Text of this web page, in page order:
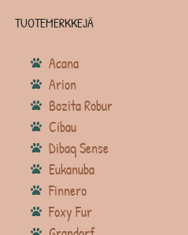
TUOTEMERKKEJÄ
Acana
Arion
Bozita Robur
Cibau
Dibaq Sense
Eukanuba
Finnero
Foxy Fur